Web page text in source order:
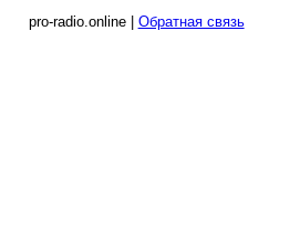
pro-radio.online | Обратная связь